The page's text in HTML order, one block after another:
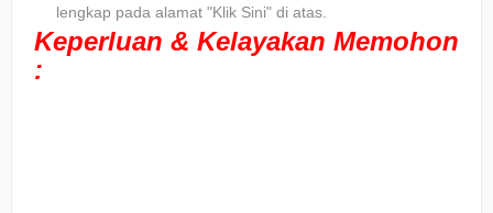
lengkap pada alamat "Klik Sini" di atas.
Keperluan & Kelayakan Memohon
: